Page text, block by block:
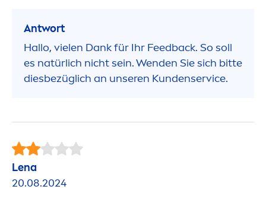
Antwort
Hallo, vielen Dank für Ihr Feedback. So soll
es natürlich nicht sein. Wenden Sie sich bitte
diesbezüglich an unseren Kundenservice.
Lena
20.08.2024